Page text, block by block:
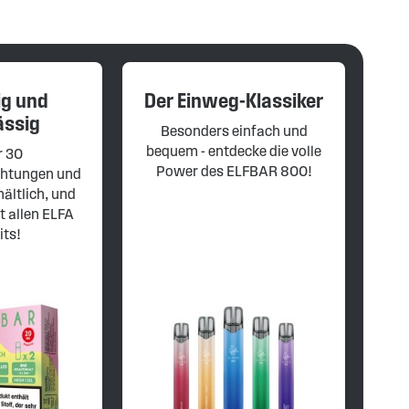
Produkte genau das Richtige für dich. Varianten wie
Züge ganz ohne Nikotinzusatz.
Ziel haben, dir den Umstieg auf nikotinfreie Vapes so
verzichten möchten. Mit bewährter Qualität,
und
30
und
und
allen ELFA
Der Einweg-Klassiker
Besonders einfach und
bequem - entdecke die volle
Power des ELFBAR 800!